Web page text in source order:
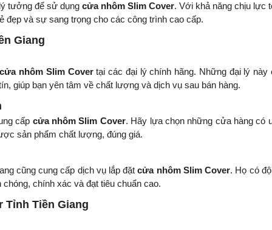
tưởng để sử dụng cửa nhôm Slim Cover. Với khả năng chịu lực
và sự sang trọng cho các công trình cao cấp.
Giang
cửa nhôm Slim Covertại các đại lý chính hãng. Những đại lý này
giúp bạn yên tâm về chất lượng và dịch vụ sau bán hàng.
cấp cửa nhôm Slim Cover. Hãy lựa chọn những cửa hàng có
sản phẩm chất lượng, đúng giá.
cũng cung cấp dịch vụ lắp đặtcửa nhôm Slim Cover. Họ có
chính xác và đạt tiêu chuẩn cao.
Tỉnh Tiền Giang